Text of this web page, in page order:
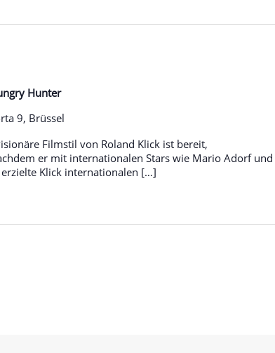
Hunter
9, Brüssel
Filmstil von Roland Klick ist bereit,
er mit internationalen Stars wie Mario Adorf und
Klick internationalen […]